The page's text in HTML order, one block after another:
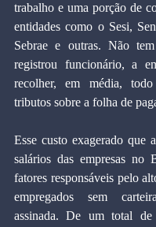
trabalho e uma porção de
entidades como o Sesi,
Sebrae e outras. Não
registrou funcionário, a
recolher, em média,
tributos sobre a folha de
Esse custo exagerado que
salários das empresas no
fatores responsáveis pelo
empregados sem
assinada. De um total